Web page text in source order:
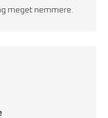
meget nemmere.